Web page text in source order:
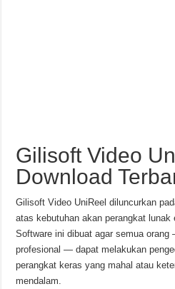
Gilisoft Video
Download
Gilisoft Video UniReel diluncurkan
atas kebutuhan akan perangkat
Software ini dibuat agar semua
profesional — dapat melakukan
perangkat keras yang mahal atau
mendalam.